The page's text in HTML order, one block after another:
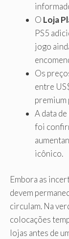
O Loja
PS5
jogo
Os
entre
premium
A data
foi
icônico.
Embora as
devem
circulam. Na
colocações
lojas antes de